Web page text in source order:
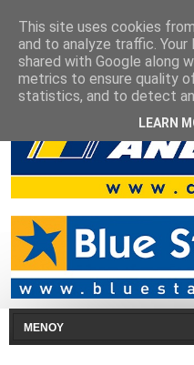
This site uses cookies
and to analyze traffic.
shared with Google along
metrics to ensure quality
statistics, and to detect
LEARN